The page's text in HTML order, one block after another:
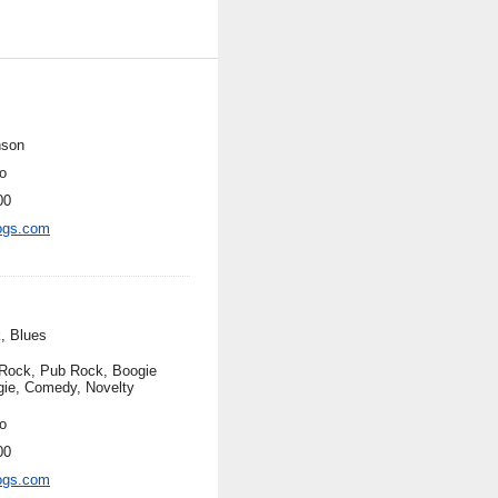
Blues
Pub Rock, Boogie
Comedy, Novelty